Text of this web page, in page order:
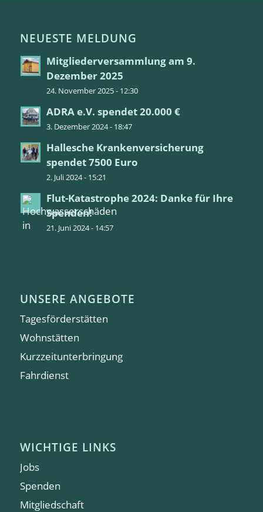
NEUESTE MELDUNG
Mitgliederversammlung am 9.
Dezember 2025
24. November 2025 - 12:30
ADRA e.V. spendet 20.000 €
3. Dezember 2024 - 18:47
Hallesche Krankenversicherung
spendet 7500 Euro
2. Juli 2024 - 15:21
Flut-Katastrophe 2024: Danke für Ihre
Spenden!
21. Juni 2024 - 14:57
UNSERE ANGEBOTE
Tagesförderstätten
Wohnstätten
Kurzzeitunterbringung
Fahrdienst
WICHTIGE LINKS
Jobs
Spenden
Mitgliedschaft